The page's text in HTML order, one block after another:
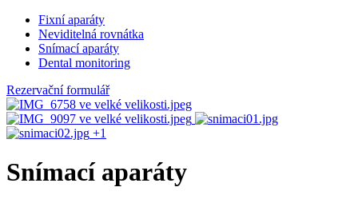
Fixní aparáty
Neviditelná rovnátka
Snímací aparáty
Dental monitoring
Rezervační formulář
+1
Snímací aparáty